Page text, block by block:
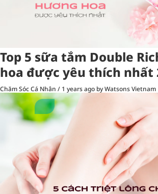
Top 5 sữa tắm Double
hoa được yêu thích nhất
Chăm Sóc Cá Nhân / 1 years ago by Watsons Vietnam